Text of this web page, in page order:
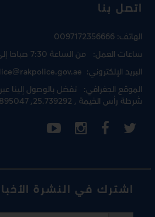
اتصل بنا
الهاتف:0097172356666
ساعات العمل: من الساعة 7:30 صباحا إلى الساعة 3:30 بعد الظهر
البريد الإلكتروني:rakpolice@rakpolice.gov.ae
الموقع الجغرافي: تفضل بالوصول إلينا عبر
شرطة رأس الخيمة, 25.739292, 55.895047
اشترك في النشرة